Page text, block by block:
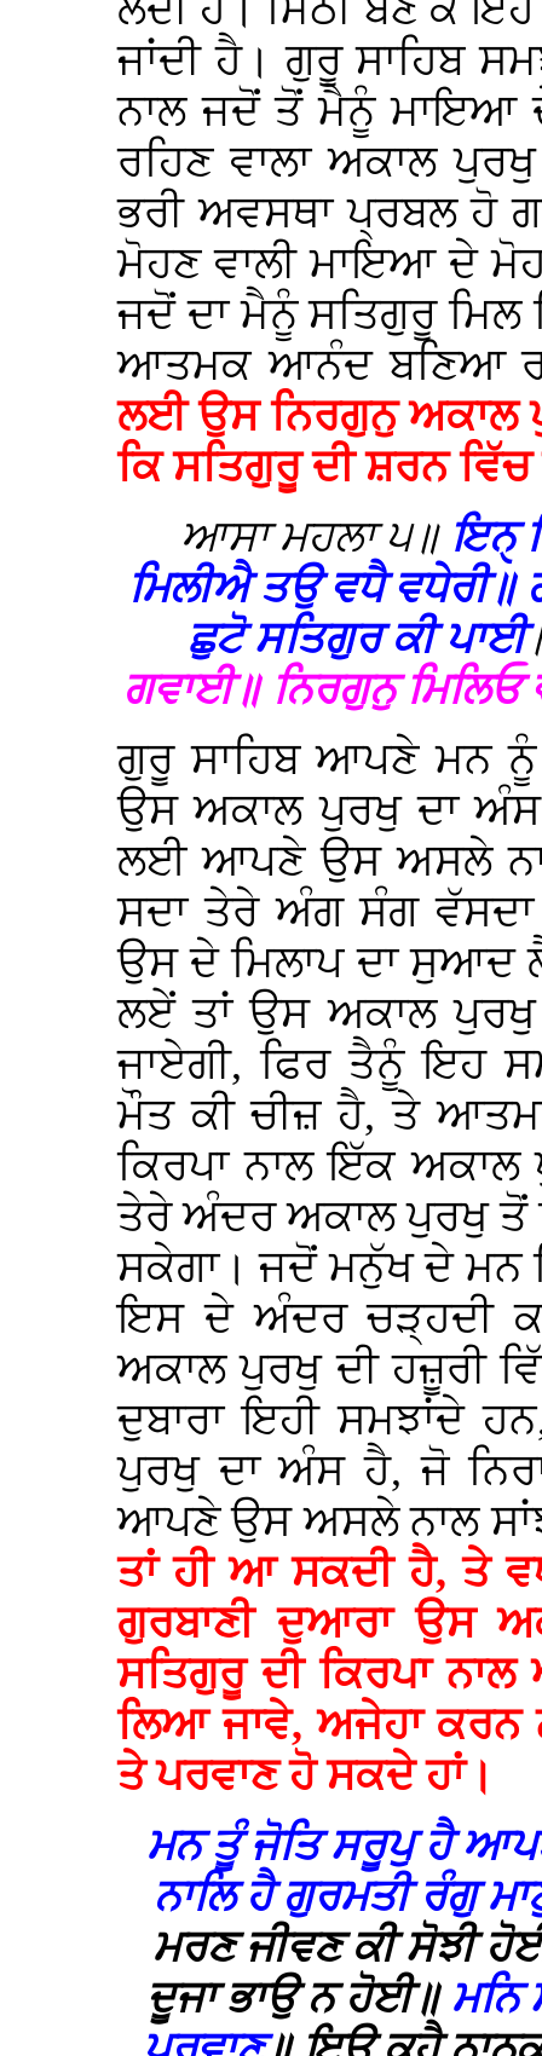
ਲੈਂਦੀ ਹੈ। ਮਿੱਠੀ ਬਣ ਕੇ
ਜਾਂਦੀ ਹੈ। ਗੁਰੂ ਸਾਹਿਬ
ਨਾਲ ਜਦੋਂ ਤੋਂ ਮੈਨੂੰ ਮਾਇਆ
ਰਹਿਣ ਵਾਲਾ ਅਕਾਲ
ਭਰੀ ਅਵਸਥਾ ਪ੍ਰਬਲ ਹੋ
ਮੋਹਣ ਵਾਲੀ ਮਾਇਆ ਦੇ
ਜਦੋਂ ਦਾ ਮੈਨੂੰ ਸਤਿਗੁਰੂ
ਆਤਮਕ ਆਨੰਦ ਬਣਿਆ
ਲਈ ਉਸ ਨਿਰਗੁਨੁ ਅਕਾਲ
ਕਿ ਸਤਿਗੁਰੂ ਦੀ ਸ਼ਰਨ
ਆਸਾ ਮਹਲਾ ੫॥ ਇਨੑ
ਮਿਲੀਐ ਤਉ ਵਧੈ ਵਧੇਰੀ॥
ਛੁਟੋ ਸਤਿਗੁਰ ਕੀ ਪਾਈ
ਗਵਾਈ॥ ਨਿਰਗੁਨੁ ਮਿਲਿਓ
ਗੁਰੂ ਸਾਹਿਬ ਆਪਣੇ ਮਨ
ਉਸ ਅਕਾਲ ਪੁਰਖੁ ਦਾ
ਲਈ ਆਪਣੇ ਉਸ ਅਸਲੇ
ਸਦਾ ਤੇਰੇ ਅੰਗ ਸੰਗ
ਉਸ ਦੇ ਮਿਲਾਪ ਦਾ
ਲਏਂ ਤਾਂ ਉਸ ਅਕਾਲ ਪੁਰਖੁ
ਜਾਏਗੀ, ਫਿਰ ਤੈਨੂੰ ਇਹ
ਮੌਤ ਕੀ ਚੀਜ਼ ਹੈ, ਤੇ
ਕਿਰਪਾ ਨਾਲ ਇੱਕ ਅਕਾਲ
ਤੇਰੇ ਅੰਦਰ ਅਕਾਲ ਪੁਰਖੁ ਤੋਂ
ਸਕੇਗਾ। ਜਦੋਂ ਮਨੁੱਖ ਦੇ ਮਨ
ਇਸ ਦੇ ਅੰਦਰ ਚੜ੍ਹਦੀ
ਅਕਾਲ ਪੁਰਖੁ ਦੀ ਹਜ਼ੂਰੀ
ਦੁਬਾਰਾ ਇਹੀ ਸਮਝਾਂਦੇ
ਪੁਰਖੁ ਦਾ ਅੰਸ ਹੈ, ਜੋ
ਆਪਣੇ ਉਸ ਅਸਲੇ ਨਾਲ
ਤਾਂ ਹੀ ਆ ਸਕਦੀ ਹੈ, ਤੇ
ਗੁਰਬਾਣੀ ਦੁਆਰਾ ਉਸ
ਸਤਿਗੁਰੂ ਦੀ ਕਿਰਪਾ
ਲਿਆ ਜਾਵੇ, ਅਜੇਹਾ ਕਰਨ
ਤੇ ਪਰਵਾਣ ਹੋ ਸਕਦੇ ਹਾਂ।
ਮਨ ਤੂੰ ਜੋਤਿ ਸਰੂਪੁ ਹੈ
ਨਾਲਿ ਹੈ ਗੁਰਮਤੀ ਰੰਗੁ
ਮਰਣ ਜੀਵਣ ਕੀ ਸੋਝੀ
ਦੂਜਾ ਭਾਉ ਨ ਹੋਈ॥ ਮਨਿ